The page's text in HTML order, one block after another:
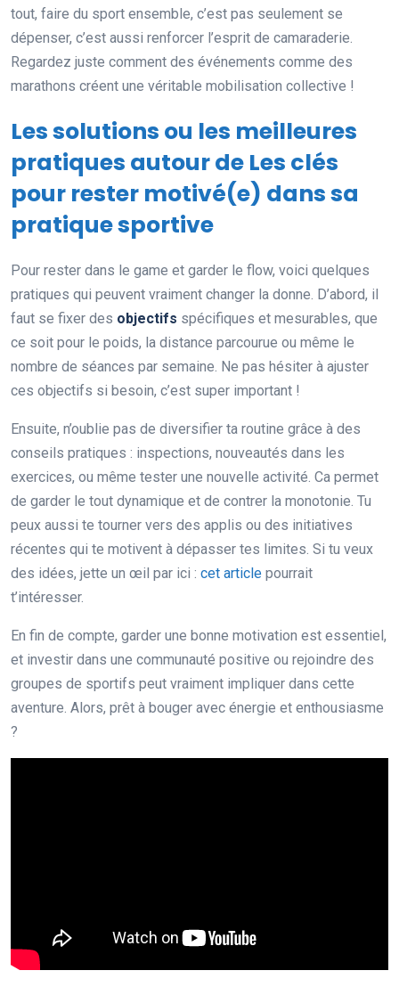
tout, faire du sport ensemble, c’est pas seulement se
dépenser, c’est aussi renforcer l’esprit de camaraderie.
Regardez juste comment des événements comme des
marathons créent une véritable mobilisation collective !
Les solutions ou les meilleures
pratiques autour de Les clés
pour rester motivé(e) dans sa
pratique sportive
Pour rester dans le game et garder le flow, voici quelques
pratiques qui peuvent vraiment changer la donne. D’abord, il
faut se fixer des objectifs spécifiques et mesurables, que
ce soit pour le poids, la distance parcourue ou même le
nombre de séances par semaine. Ne pas hésiter à ajuster
ces objectifs si besoin, c’est super important !
Ensuite, n’oublie pas de diversifier ta routine grâce à des
conseils pratiques : inspections, nouveautés dans les
exercices, ou même tester une nouvelle activité. Ca permet
de garder le tout dynamique et de contrer la monotonie. Tu
peux aussi te tourner vers des applis ou des initiatives
récentes qui te motivent à dépasser tes limites. Si tu veux
des idées, jette un œil par ici : cet article pourrait
t’intéresser.
En fin de compte, garder une bonne motivation est essentiel,
et investir dans une communauté positive ou rejoindre des
groupes de sportifs peut vraiment impliquer dans cette
aventure. Alors, prêt à bouger avec énergie et enthousiasme
?